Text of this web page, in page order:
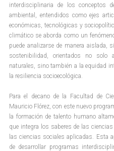
interdisciplinaria de los conceptos
ambiental, entendidos como ejes
económicas, tecnológicas y
climático se aborda como un
puede analizarse de manera aislada,
sostenibilidad, orientados no
naturales, sino también a la equidad
la resiliencia socioecológica.
Para el decano de la Facultad de
Mauricio Flórez, con este nuevo
la formación de talento humano
que integra los saberes de las
las ciencias sociales aplicadas. Esta
de desarrollar programas